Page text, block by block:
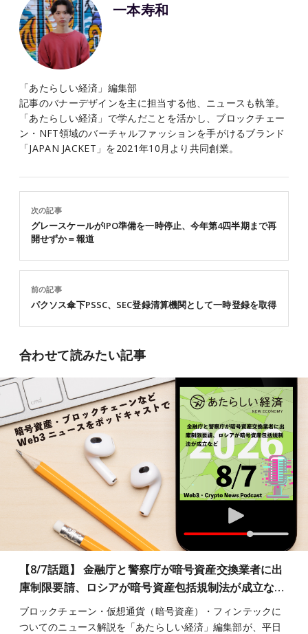
一本寿和
「あたらしい経済」編集部
記事のバナーデザインを主に担当する他、ニュースも執筆。
「あたらしい経済」で学んだことを活かし、ブロックチェー
ン・NFT領域のバーチャルファッションを手がけるブランド
「JAPAN JACKET」を2021年10月より共同創業。
前の記事
パクソス傘下PSSC、SEC登録清算機関として一時登録を取得
次の記事
グレースケールがIPO準備を一時停止、今年第4四半期まで再
開せずか＝報道
合わせて読みたい記事
【8/7話題】 金融庁と警察庁が暗号資産交換業者に出
庫制限要請、ロシアが暗号資産包括規制法が成立な…
ブロックチェーン・仮想通貨（暗号資産）・フィンテックに
ついてのニュース解説を「あたらしい経済」編集部が、平日